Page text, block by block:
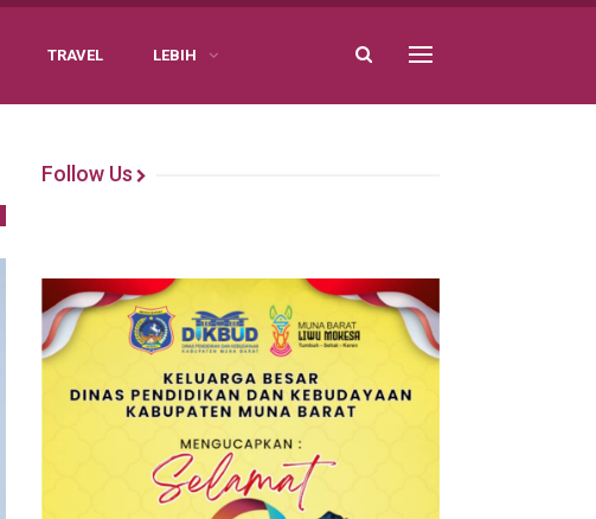
TRAVEL LEBIH
Follow Us